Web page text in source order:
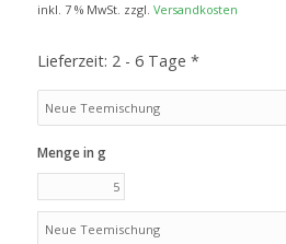
inkl. 7 % MwSt. zzgl. Versandkosten
Lieferzeit: 2 - 6 Tage *
Menge in g